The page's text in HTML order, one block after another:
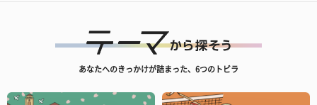
あなたへのきっかけが詰まった、6つのトビラ